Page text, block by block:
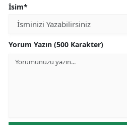
İsim*
Yorum Yazın (500 Karakter)